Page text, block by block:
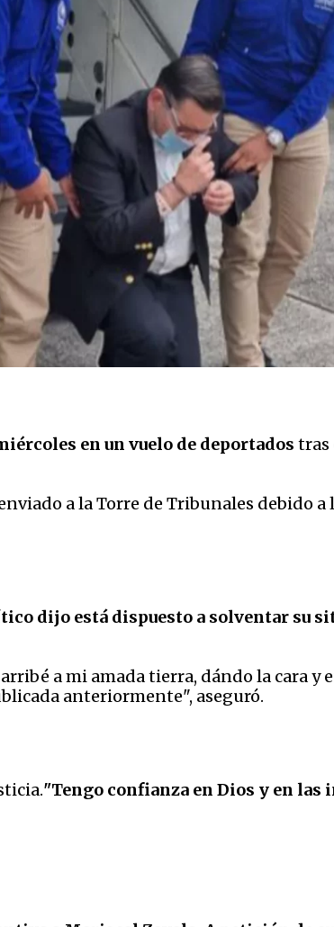
en un vuelo de deportados tras
a la Torre de Tribunales debido a
dijo está dispuesto a solventar su
a mi amada tierra, dándo la cara
anteriormente", aseguró.
"Tengo confianza en Dios y en las